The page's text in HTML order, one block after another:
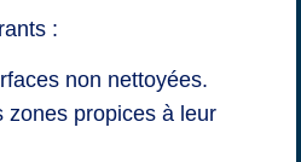
:
non nettoyées.
zones propices à leur